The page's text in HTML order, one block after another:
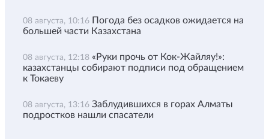
08 августа, 10:16 Погода без осадков ожидается на
большей части Казахстана
08 августа, 12:18 «Руки прочь от Кок-Жайляу!»:
казахстанцы собирают подписи под обращением
к Токаеву
08 августа, 13:16 Заблудившихся в горах Алматы
подростков нашли спасатели